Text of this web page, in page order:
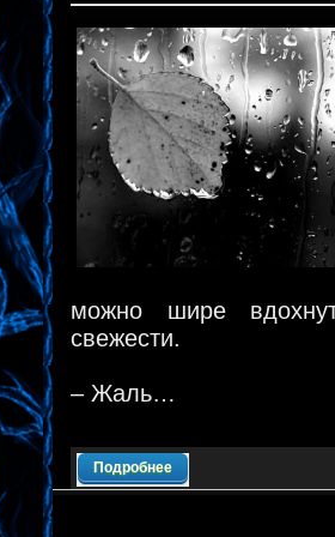
можно шире
свежести.
– Жаль…
Подробнее